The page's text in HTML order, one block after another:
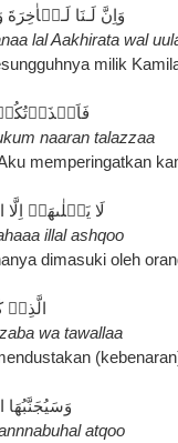
وَاِنَّ لَـنَا
lal Aakhirata wal
milik
فَاَنۡذَرۡتُكُمۡ
naaran talazzaa
memperingatkan
لَا يَصۡلٰٮهَاۤ
illal ashqoo
dimasuki oleh
الَّذِىۡ
wa tawallaa
atqoo